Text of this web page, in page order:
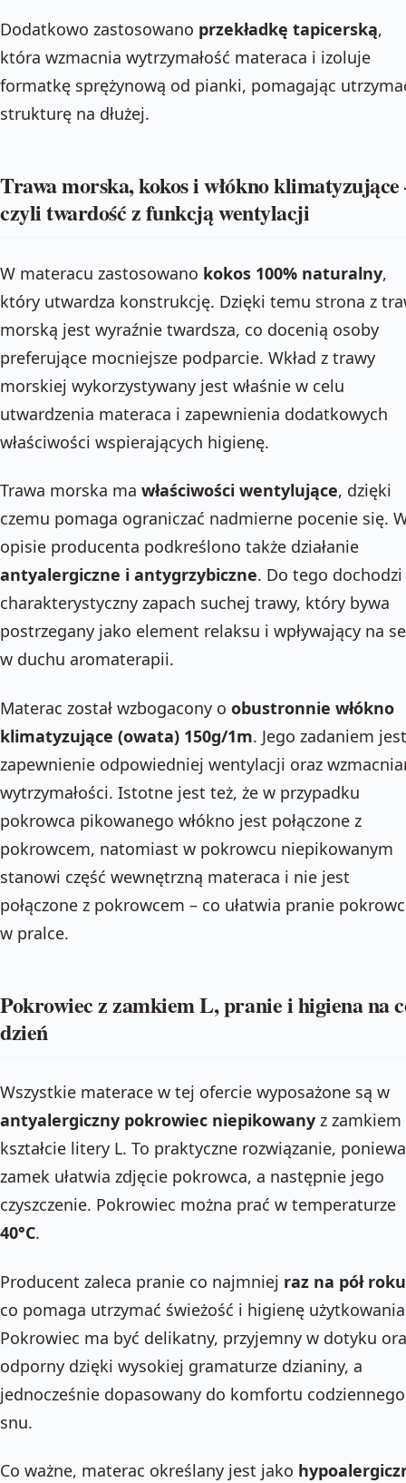
Dodatkowo zastosowano przekładkę tapicerską,
która wzmacnia wytrzymałość materaca i izoluje
formatkę sprężynową od pianki, pomagając
strukturę na dłużej.
Trawa morska, kokos i włókno klimatyzujące
czyli twardość z funkcją wentylacji
W materacu zastosowano kokos 100% naturalny,
który utwardza konstrukcję. Dzięki temu strona z
morską jest wyraźnie twardsza, co docenią osoby
preferujące mocniejsze podparcie. Wkład z trawy
morskiej wykorzystywany jest właśnie w celu
utwardzenia materaca i zapewnienia dodatkowych
właściwości wspierających higienę.
Trawa morska ma właściwości wentylujące, dzięki
czemu pomaga ograniczać nadmierne pocenie się.
opisie producenta podkreślono także działanie
antyalergiczne i antygrzybiczne. Do tego dochodzi
charakterystyczny zapach suchej trawy, który bywa
postrzegany jako element relaksu i wpływający na
w duchu aromaterapii.
Materac został wzbogacony o obustronnie włókno
klimatyzujące (owata) 150g/1m. Jego zadaniem jest
zapewnienie odpowiedniej wentylacji oraz
wytrzymałości. Istotne jest też, że w przypadku
pokrowca pikowanego włókno jest połączone z
pokrowcem, natomiast w pokrowcu niepikowanym
stanowi część wewnętrzną materaca i nie jest
połączone z pokrowcem – co ułatwia pranie
w pralce.
Pokrowiec z zamkiem L, pranie i higiena na
dzień
Wszystkie materace w tej ofercie wyposażone są w
antyalergiczny pokrowiec niepikowany z zamkiem
kształcie litery L. To praktyczne rozwiązanie,
zamek ułatwia zdjęcie pokrowca, a następnie jego
czyszczenie. Pokrowiec można prać w temperaturze
40°C.
Producent zaleca pranie co najmniej raz na pół roku
co pomaga utrzymać świeżość i higienę
Pokrowiec ma być delikatny, przyjemny w dotyku
odporny dzięki wysokiej gramaturze dzianiny, a
jednocześnie dopasowany do komfortu codziennego
snu.
Co ważne, materac określany jest jako